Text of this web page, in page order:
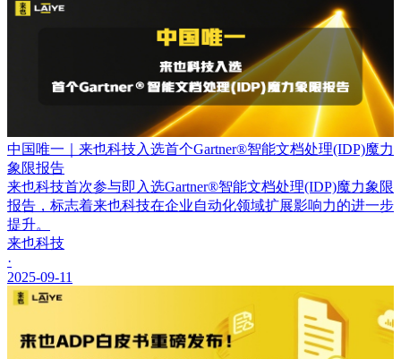
中国唯一｜来也科技入选首个Gartner®智能文档处理(IDP)魔力
象限报告
来也科技首次参与即入选Gartner®智能文档处理(IDP)魔力象限
报告，标志着来也科技在企业自动化领域扩展影响力的进一步
提升。
来也科技
·
2025-09-11